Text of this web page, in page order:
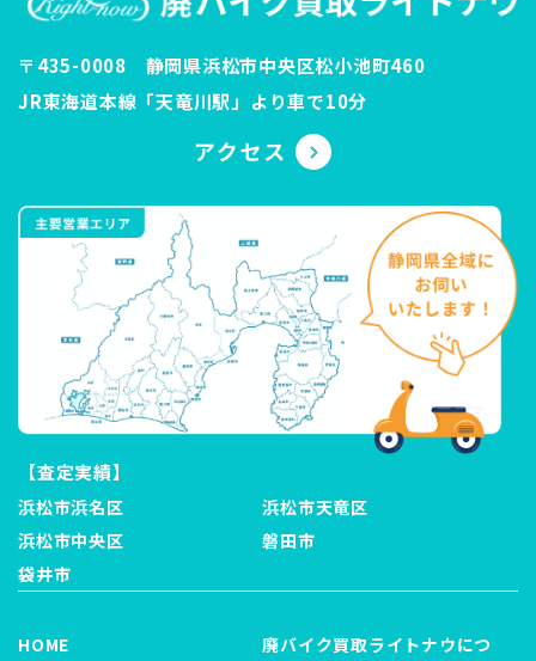
〒435-0008 静岡県浜松市中央区松小池町460
JR東海道本線「天竜川駅」より車で10分
【査定実績】
浜松市浜名区
浜松市天竜区
浜松市中央区
磐田市
袋井市
HOME 廃バイク買取ライトナウにつ